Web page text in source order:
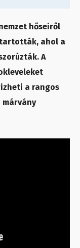
hőseiről
tartották, ahol a
A
a rangos